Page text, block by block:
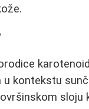
kontekstu
sloju